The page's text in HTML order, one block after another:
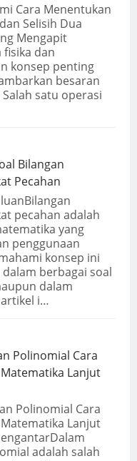
Cara Menentukan
Selisih Dua
Mengapit
dan
konsep penting
besaran
satu operasi
Bilangan
Pecahan
pecahan adalah
yang
penggunaan
konsep ini
berbagai soal
dalam
i…
Polinomial Cara
Lanjut
Polinomial Cara
Lanjut
adalah salah